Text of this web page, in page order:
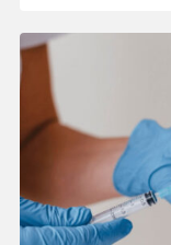
16:10 вчора